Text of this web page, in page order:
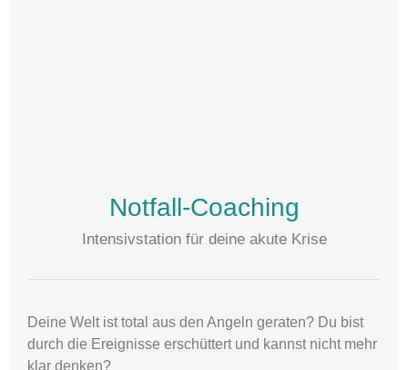
Notfall-Coaching
Intensivstation für deine akute Krise
Deine Welt ist total aus den Angeln geraten? Du bist
durch die Ereignisse erschüttert und kannst nicht mehr
klar denken?